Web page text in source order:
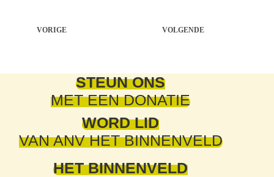
VORIGE VOLGENDE
STEUN ONS
MET EEN DONATIE
WORD LID
VAN ANV HET BINNENVELD
HET BINNENVELD